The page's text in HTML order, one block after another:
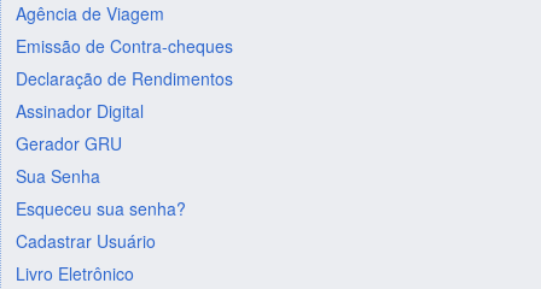
Agência de Viagem
Emissão de Contra-cheques
Declaração de Rendimentos
Assinador Digital
Gerador GRU
Sua Senha
Esqueceu sua senha?
Cadastrar Usuário
Livro Eletrônico